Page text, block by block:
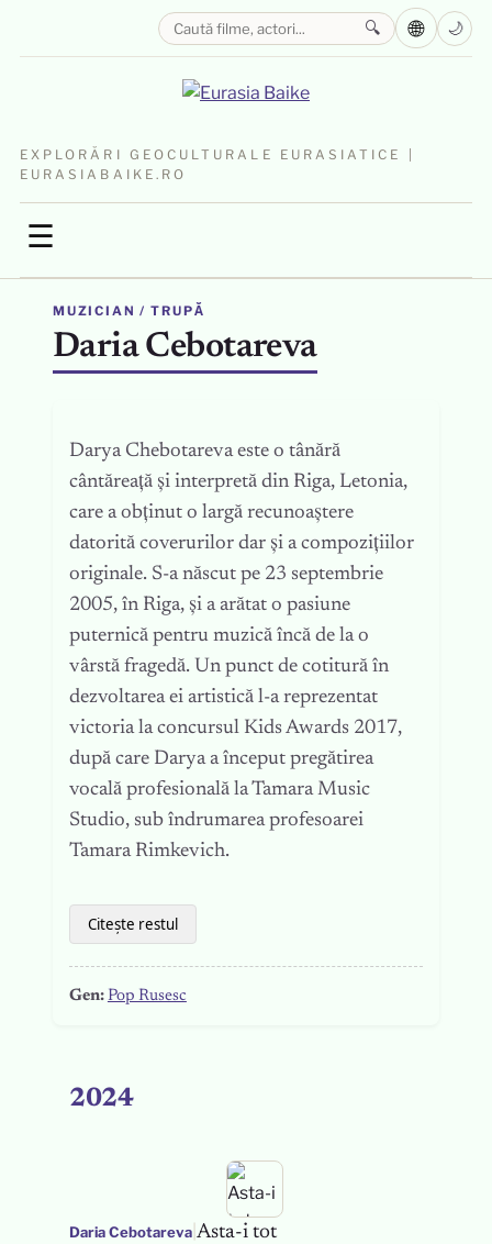
EXPLORĂRI GEOCULTURALE EURASIATICE |
EURASIABAIKE.RO
☰
🔍 🌐 🌙
MUZICIAN / TRUPĂ
Daria Cebotareva
Darya Chebotareva este o tânără
cântăreață și interpretă din Riga, Letonia,
care a obținut o largă recunoaștere
datorită coverurilor dar și a compozițiilor
originale. S-a născut pe 23 septembrie
2005, în Riga, și a arătat o pasiune
puternică pentru muzică încă de la o
vârstă fragedă. Un punct de cotitură în
dezvoltarea ei artistică l-a reprezentat
victoria la concursul Kids Awards 2017,
după care Darya a început pregătirea
vocală profesională la Tamara Music
Studio, sub îndrumarea profesoarei
Tamara Rimkevich.
Citește restul
Gen: Pop Rusesc
2024
Daria Cebotareva| Asta-i tot